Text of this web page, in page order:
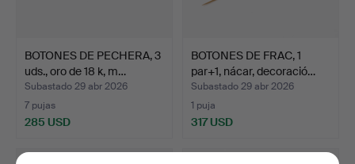
BOTONES DE PECHERA, 3
uds., oro de 18 k, m…
Subastado 29 abr 2026
7 pujas
285 USD
BOTONES DE FRAC, 1
par+1, nácar, decoració…
Subastado 29 abr 2026
1 puja
317 USD